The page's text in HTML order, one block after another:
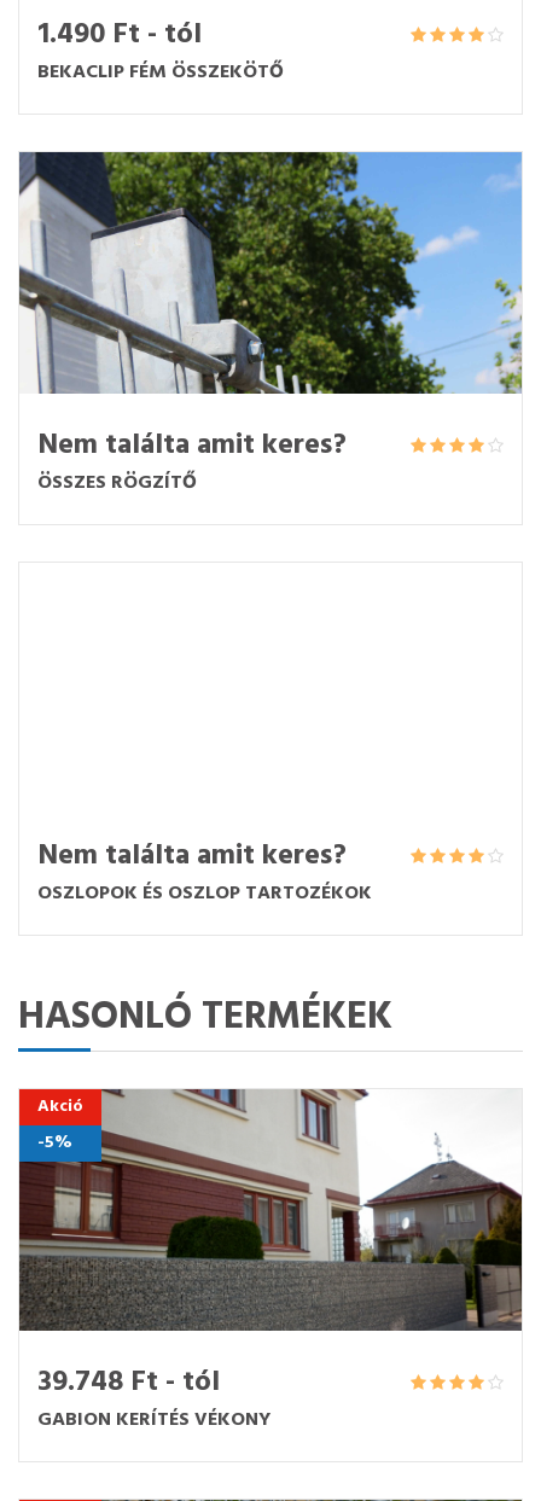
1.490 Ft - tól
BEKACLIP FÉM ÖSSZEKÖTŐ
Nem találta amit keres?
ÖSSZES RÖGZÍTŐ
Nem találta amit keres?
OSZLOPOK ÉS OSZLOP TARTOZÉKOK
HASONLÓ TERMÉKEK
Akció
-5%
39.748 Ft - tól
GABION KERÍTÉS VÉKONY